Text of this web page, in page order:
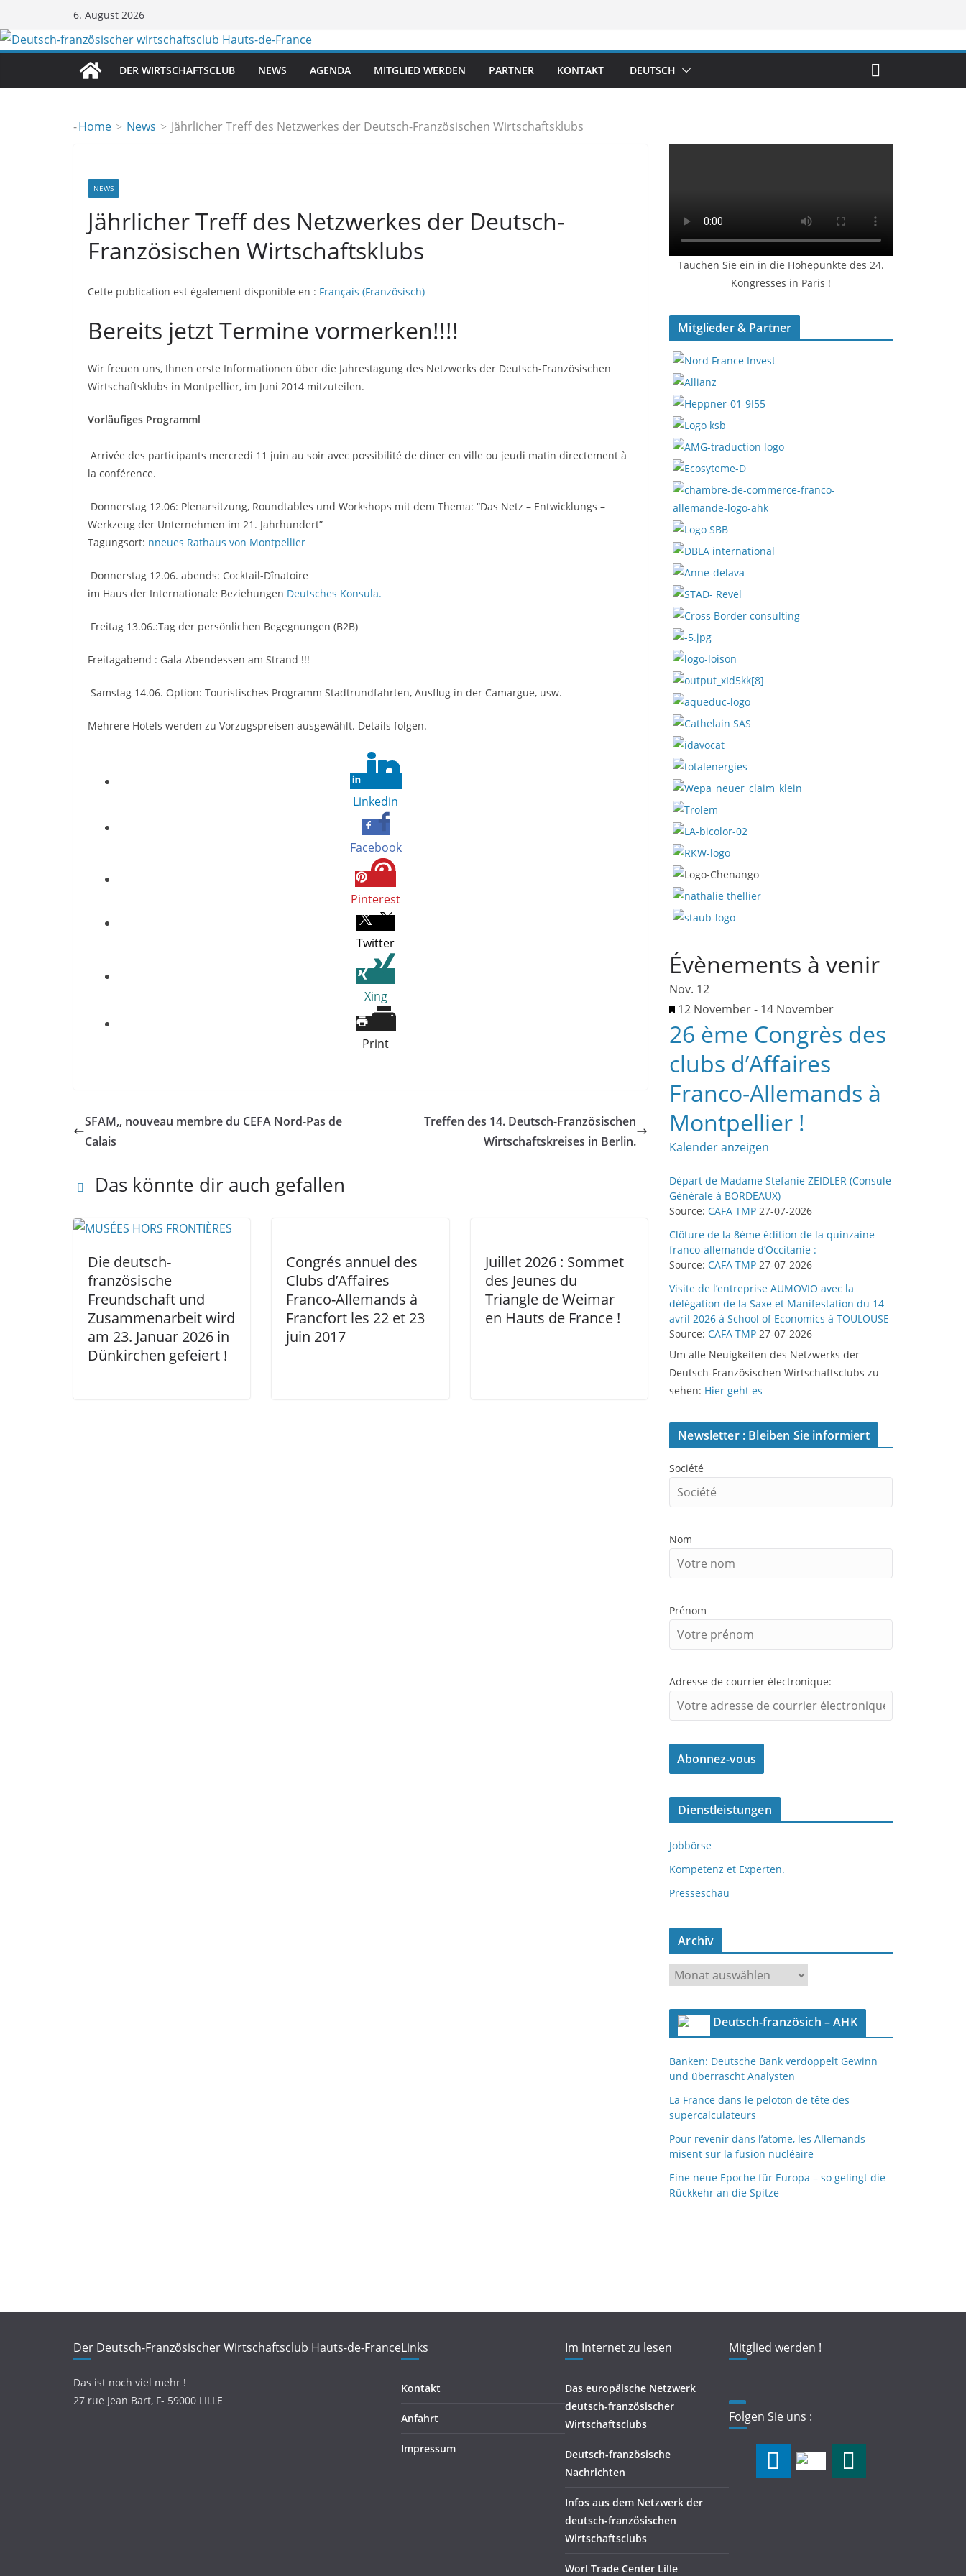
Inhalt
springen
6. August 2026
DER WIRTSCHAFTSCLUB NEWS AGENDA MITGLIED WERDEN PARTNER KONTAKT DEUTSCH
-Home News Jährlicher Treff des Netzwerkes der Deutsch-Französischen Wirtschaftsklubs
NEWS
Jährlicher Treff des Netzwerkes der Deutsch-
Französischen Wirtschaftsklubs
Cette publication est également disponible en : Français (Französisch)
Bereits jetzt Termine vormerken!!!!
Wir freuen uns, Ihnen erste Informationen über die Jahrestagung des Netzwerks der Deutsch-Französischen
Wirtschaftsklubs in Montpellier, im Juni 2014 mitzuteilen.
Vorläufiges Programml
Arrivée des participants mercredi 11 juin au soir avec possibilité de diner en ville ou jeudi matin directement à
la conférence.
Donnerstag 12.06: Plenarsitzung, Roundtables und Workshops mit dem Thema: “Das Netz – Entwicklungs –
Werkzeug der Unternehmen im 21. Jahrhundert”
Tagungsort: nneues Rathaus von Montpellier
Donnerstag 12.06. abends: Cocktail-Dînatoire
im Haus der Internationale Beziehungen Deutsches Konsula.
Freitag 13.06.:Tag der persönlichen Begegnungen (B2B)
Freitagabend : Gala-Abendessen am Strand !!!
Samstag 14.06. Option: Touristisches Programm Stadtrundfahrten, Ausflug in der Camargue, usw.
Mehrere Hotels werden zu Vorzugspreisen ausgewählt. Details folgen.
Linkedin
Facebook
Pinterest
Twitter
Xing
Print
SFAM,, nouveau membre du CEFA Nord-Pas de
Calais
Treffen des 14. Deutsch-Französischen
Wirtschaftskreises in Berlin.
Das könnte dir auch gefallen
Die deutsch-
französische
Freundschaft und
Zusammenarbeit wird
am 23. Januar 2026 in
Dünkirchen gefeiert !
Congrés annuel des
Clubs d’Affaires
Franco-Allemands à
Francfort les 22 et 23
juin 2017
Juillet 2026 : Sommet
des Jeunes du
Triangle de Weimar
en Hauts de France !
Tauchen Sie ein in die Höhepunkte des 24.
Kongresses in Paris !
Mitglieder & Partner
Évènements à venir
Nov. 12
H
e
v
o
g
e
o
b
e
n
12 November- 14 November
26 ème Congrès des
clubs d’Affaires
Franco-Allemands à
Montpellier !
Kalender anzeigen
Départ de Madame Stefanie ZEIDLER (Consule
Générale à BORDEAUX)
Source:CAFA TMP 27-07-2026
Clôture de la 8ème édition de la quinzaine
franco-allemande d’Occitanie :
Source:CAFA TMP 27-07-2026
Visite de l’entreprise AUMOVIO avec la
délégation de la Saxe et Manifestation du 14
avril 2026 à School of Economics à TOULOUSE
Source:CAFA TMP 27-07-2026
Um alle Neuigkeiten des Netzwerks der
Deutsch-Französischen Wirtschaftsclubs zu
sehen: Hier geht es
Newsletter : Bleiben Sie informiert
Société
Nom
Prénom
Adresse de courrier électronique:
Dienstleistungen
Jobbörse
Kompetenz et Experten.
Presseschau
Archiv
A
c
v
Deutsch-französich – AHK
Banken: Deutsche Bank verdoppelt Gewinn
und überrascht Analysten
La France dans le peloton de tête des
supercalculateurs
Pour revenir dans l’atome, les Allemands
misent sur la fusion nucléaire
Eine neue Epoche für Europa – so gelingt die
Rückkehr an die Spitze
Der Deutsch-Französischer Wirtschaftsclub Hauts-de-France
Das ist noch viel mehr !
27 rue Jean Bart, F- 59000 LILLE
Links
Kontakt
Anfahrt
Impressum
Im Internet zu lesen
Das europäische Netzwerk
deutsch-französischer
Wirtschaftsclubs
Deutsch-französische
Nachrichten
Infos aus dem Netzwerk der
deutsch-französischen
Wirtschaftsclubs
Worl Trade Center Lille
Mitglied werden !
Folgen Sie uns :